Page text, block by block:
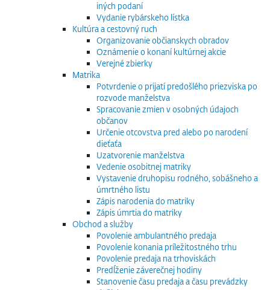
iných podaní
Vydanie rybárskeho lístka
Kultúra a cestovný ruch
Organizovanie občianskych obradov
Oznámenie o konaní kultúrnej akcie
Verejné zbierky
Matrika
Potvrdenie o prijatí predošlého priezviska po
rozvode manželstva
Spracovanie zmien v osobných údajoch
občanov
Určenie otcovstva pred alebo po narodení
dieťaťa
Uzatvorenie manželstva
Vedenie osobitnej matriky
Vystavenie druhopisu rodného, sobášneho a
úmrtného listu
Zápis narodenia do matriky
Zápis úmrtia do matriky
Obchod a služby
Povolenie ambulantného predaja
Povolenie konania príležitostného trhu
Povolenie predaja na trhoviskách
Predĺženie záverečnej hodiny
Stanovenie času predaja a času prevádzky